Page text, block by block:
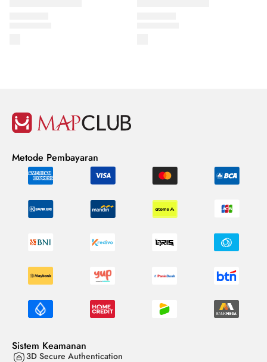
Metode Pembayaran
Sistem Keamanan
3D Secure Authentication